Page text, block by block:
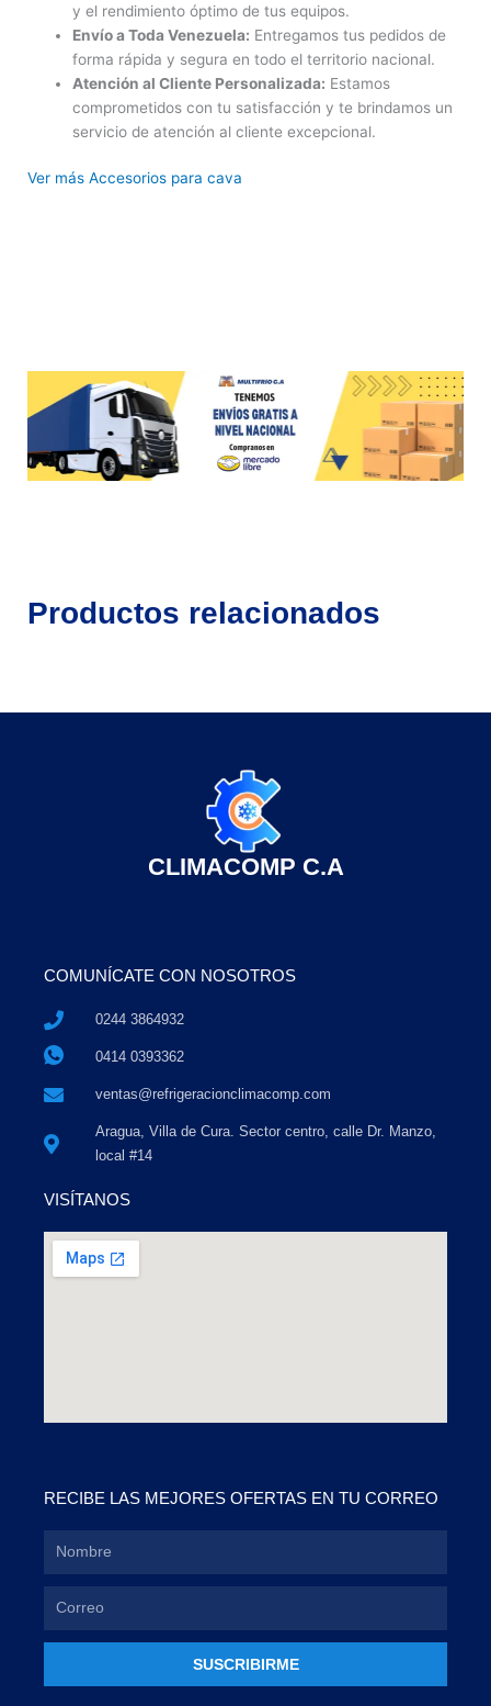
y el rendimiento óptimo de tus equipos.
Envío a Toda Venezuela: Entregamos tus pedidos de
forma rápida y segura en todo el territorio nacional.
Atención al Cliente Personalizada: Estamos
comprometidos con tu satisfacción y te brindamos un
servicio de atención al cliente excepcional.
Ver más Accesorios para cava
Productos relacionados
CLIMACOMP C.A
COMUNÍCATE CON NOSOTROS
0244 3864932
0414 0393362
ventas@refrigeracionclimacomp.com
Aragua, Villa de Cura. Sector centro, calle Dr. Manzo,
local #14
VISÍTANOS
RECIBE LAS MEJORES OFERTAS EN TU CORREO
SUSCRIBIRME